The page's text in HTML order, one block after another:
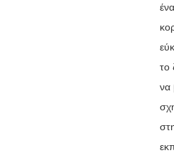
το
να